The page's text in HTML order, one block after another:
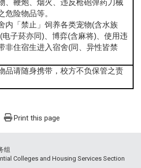
、鞭炮、烟火、违反枪砲弹药刀械
危险物品等。
内「禁止」饲养各类宠物(含水族
电子菸亦同)、博弈(含麻将)、使用违
非住宿生进入宿舍(同、异性皆禁
品请随身携带，校方不负保管之责
Print this page
组
Colleges and Housing Services Section